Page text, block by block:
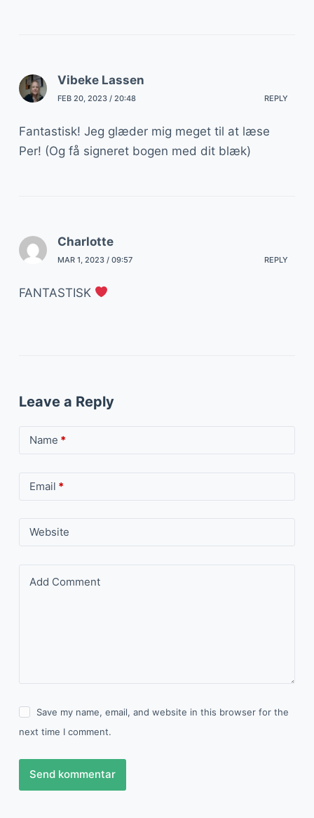
Vibeke Lassen
FEB 20, 2023 / 20:48 REPLY
Fantastisk! Jeg glæder mig meget til at læse
Per! (Og få signeret bogen med dit blæk)
Charlotte
MAR 1, 2023 / 09:57 REPLY
FANTASTISK
Leave a Reply
Name *
Email *
Website
Add Comment
Save my name, email, and website in this browser for the
next time I comment.
Send kommentar